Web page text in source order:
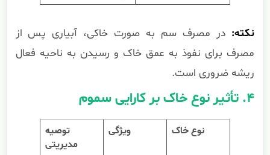
نکته: در مصرف سم به صورت خاکی، آبیاری پس از
مصرف برای نفوذ به عمق خاک و رسیدن به ناحیه فعال
ریشه ضروری است.
۴. تأثیر نوع خاک بر کارایی سموم
نوع خاک ویژگی
توصیه
مدیریتی